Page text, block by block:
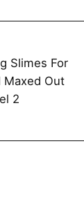
Slimes For
Maxed Out
2